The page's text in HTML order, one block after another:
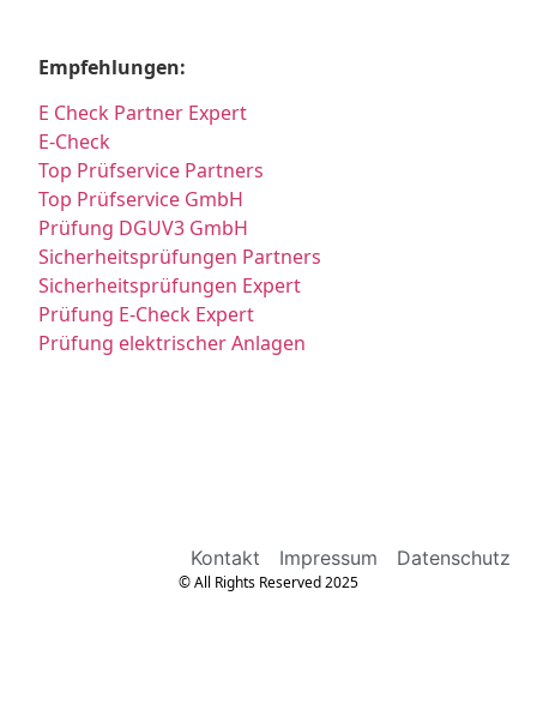
Empfehlungen:
E Check Partner Expert
E-Check
Top Prüfservice Partners
Top Prüfservice GmbH
Prüfung DGUV3 GmbH
Sicherheitsprüfungen Partners
Sicherheitsprüfungen Expert
Prüfung E-Check Expert
Prüfung elektrischer Anlagen
Kontakt Impressum Datenschutz
© All Rights Reserved 2025